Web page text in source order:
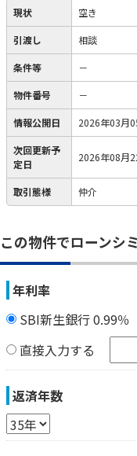
現状 空き
引渡し 相談
条件等 －
物件番号 －
情報公開日 2026年03月
次回更新予
定日
2026年08月
取引態様 仲介
この物件でローンシ
年利率
SBI新生銀行 0.99％
直接入力する
返済年数